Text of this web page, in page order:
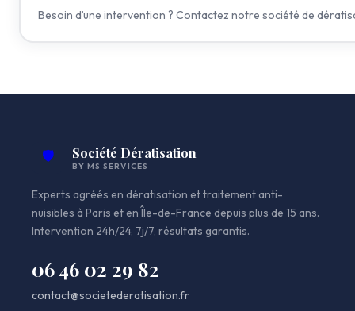
Besoin d’une intervention ? Contactez notre société de
🛡️ Société Dératisation
BY MS SERVICES
Experts agréés en dératisation et traitement anti-
nuisibles à Paris et en Île-de-France depuis plus de 15 ans.
Intervention 24h/24, 7j/7, résultats garantis.
06 46 02 29 82
contact@societederatisation.fr